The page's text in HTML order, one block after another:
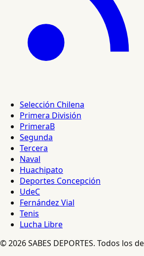
Selección Chilena
Primera División
PrimeraB
Segunda
Tercera
Naval
Huachipato
Deportes Concepción
UdeC
Fernández Vial
Tenis
Lucha Libre
© 2026 SABES DEPORTES. Todos los